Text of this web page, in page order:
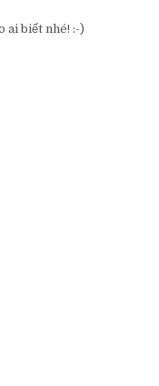
ai biết nhé! :-)